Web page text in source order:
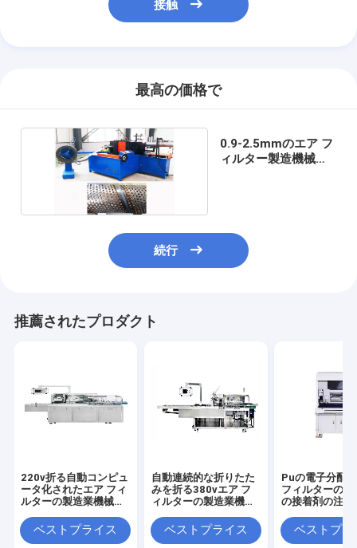
接触
最高の価格で
0.9-2.5mmのエア フ
ィルター製造機械
続行
推薦されたプロダクト
220v折る自動コンピュ
ータ化されたエア フィ
ルターの製造業機械ペ
ベストプライス
自動連続的な折りたた
みを折る380vエア フ
ィルターの製造業機械
ベストプライス
Puの電子分配
フィルターの製
の接着剤の注入
ベストプラ